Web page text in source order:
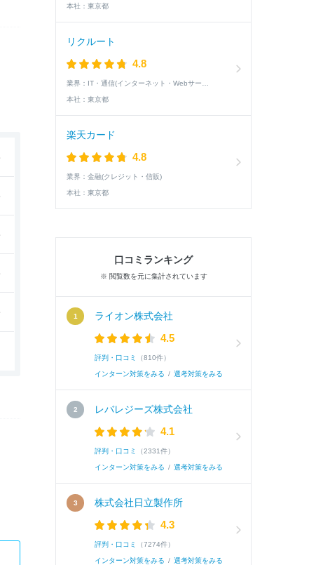
本社： 東京都
リクルート
4.8
業界：
本社： 東京都
楽天カード
4.8
業界： 金融(クレジット・信販)
本社： 東京都
口コミランキング
※ 閲覧数を元に集計されています
ライオン株式会社
4.5
評判・口コミ （810件）
インターン対策をみる / 選考対策をみる
レバレジーズ株式会社
4.1
評判・口コミ （2331件）
インターン対策をみる / 選考対策をみる
株式会社日立製作所
4.3
評判・口コミ （7274件）
インターン対策をみる / 選考対策をみる